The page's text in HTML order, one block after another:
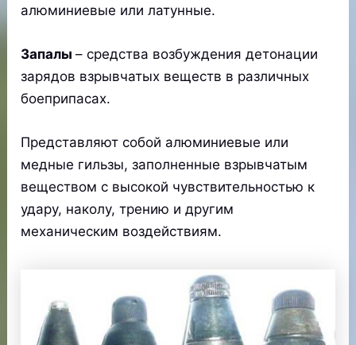
алюминиевые или латунные.
Запалы– средства возбуждения детонации
зарядов взрывчатых веществ в различных
боеприпасах.
Представляют собой алюминиевые или
медные гильзы, заполненные взрывчатым
веществом с высокой чувствительностью к
удару, наколу, трению и другим
механическим воздействиям.